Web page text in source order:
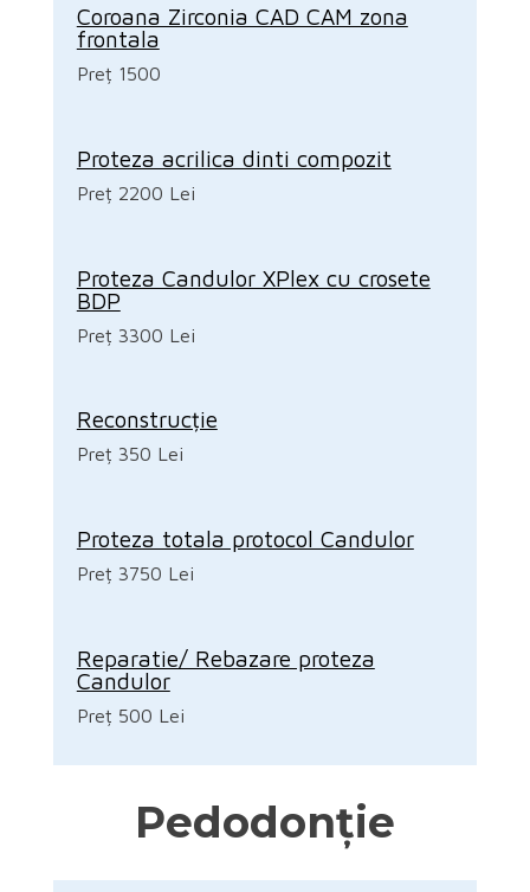
Coroana Zirconia CAD CAM zona
frontala
Preț 1500
Proteza acrilica dinti compozit
Preț 2200 Lei
Proteza Candulor XPlex cu crosete
BDP
Preț 3300 Lei
Reconstrucție
Preț 350 Lei
Proteza totala protocol Candulor
Preț 3750 Lei
Reparatie/ Rebazare proteza
Candulor
Preț 500 Lei
Pedodonție